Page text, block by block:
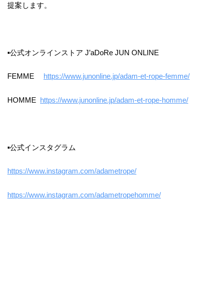
提案します。
▪公式オンラインストア J’aDoRe JUN ONLINE
FEMME https://www.junonline.jp/adam-et-rope-femme/
HOMME https://www.junonline.jp/adam-et-rope-homme/
▪公式インスタグラム
https://www.instagram.com/adametrope/
https://www.instagram.com/adametropehomme/